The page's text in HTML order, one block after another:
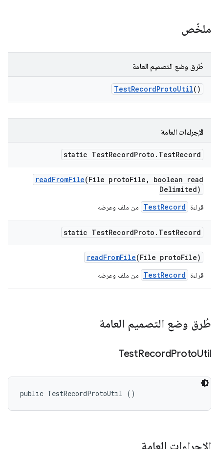
ملخّص
طُرق وضع التصميم العامة
TestRecordProtoUtil()
الإجراءات العامة
static TestRecordProto . TestRecord
readFromFile(File protoFile ,
boolean read
Delimited)
قراءة TestRecord من ملف وعرضه
static TestRecordProto . TestRecord
readFromFile(File protoFile)
قراءة TestRecord من ملف وعرضه
طُرق وضع التصميم العامة
TestRecordProtoUtil
public TestRecordProtoUtil ()
الإجراءات العامة